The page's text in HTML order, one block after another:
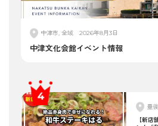
中津市, 全域 2026年8月3日
中津文化会館イベント情報
豊
【新